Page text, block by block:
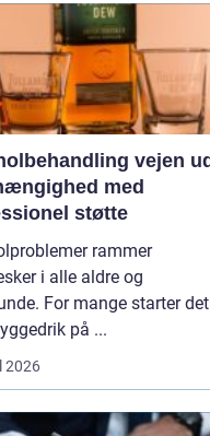
vejen ud
med
støtte
rammer
i alle aldre og
For mange starter det
på ...
2026